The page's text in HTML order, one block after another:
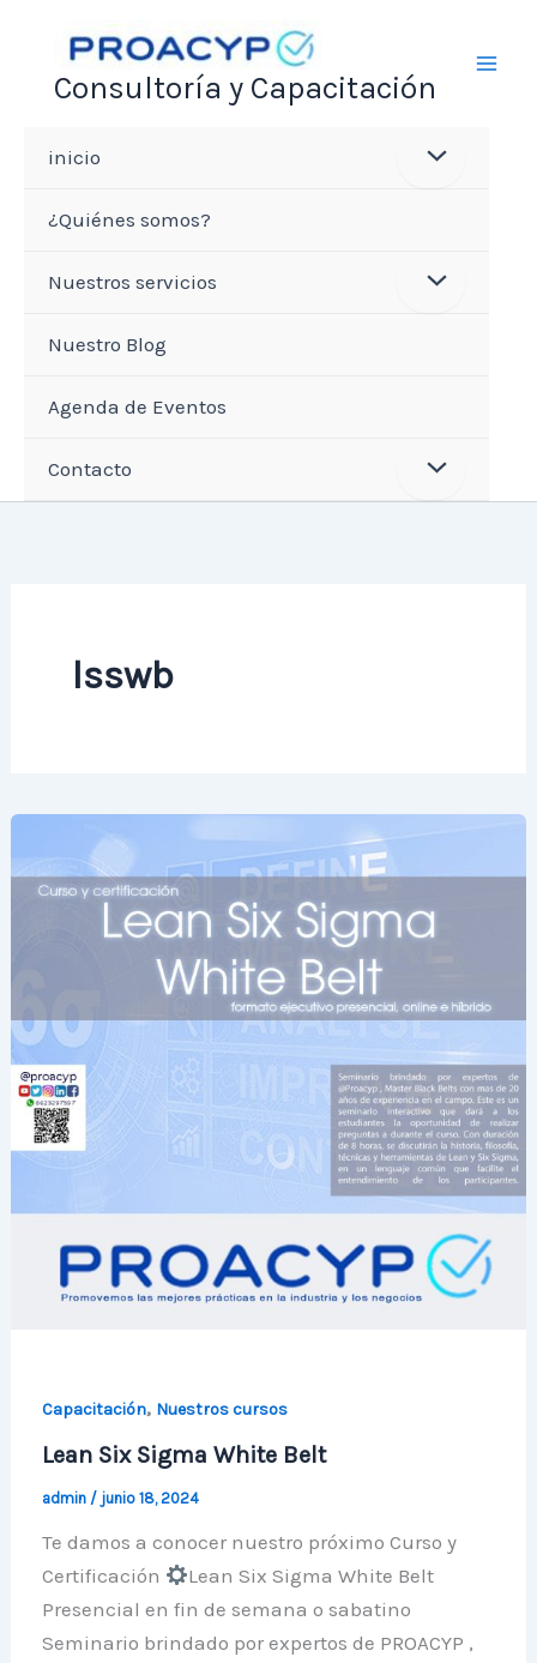
contenidoConsultoría y Capacitación
inicio
¿Quiénes somos?
Nuestros servicios
Nuestro Blog
Agenda de Eventos
Contacto
lsswb
Capacitación, Nuestros cursos
Lean Six Sigma White Belt
admin / junio 18, 2024
Te damos a conocer nuestro próximo Curso y
Certificación
Lean Six Sigma White Belt
Presencial en fin de semana o sabatino
Seminario brindado por expertos de PROACYP ,